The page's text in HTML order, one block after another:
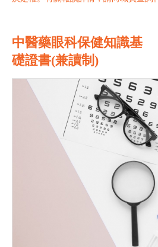
中醫藥眼科保健知識基
礎證書(兼讀制)